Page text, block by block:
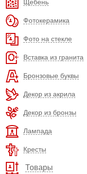
Щебень
Фотокерамика
Фото на стекле
Вставка из гранита
Бронзовые буквы
Декор из акрила
Декор из бронзы
Лампада
Кресты
Товары